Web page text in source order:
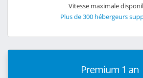
Vitesse maximale
Plus de 300 hébergeurs
Premium 1 an